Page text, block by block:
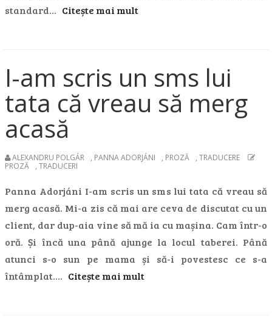
standard… Citește mai mult
I-am scris un sms lui
tata că vreau să merg
acasă
ALEXANDRU POLGÁR , PANNA ADORJÁNI , PROZĂ , TRADUCERE
PROZĂ
, TRADUCERI
Panna Adorjáni I-am scris un sms lui tata că vreau să
merg acasă. Mi-a zis că mai are ceva de discutat cu un
client, dar dup-aia vine să mă ia cu mașina. Cam într-o
oră. Și încă una până ajunge la locul taberei. Până
atunci s-o sun pe mama și să-i povestesc ce s-a
întâmplat.… Citește mai mult